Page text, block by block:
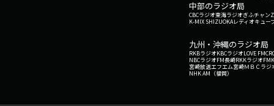
中部のラジオ局
CBCラジオ東海ラジオぎふチャン
K-MIX SHIZUOKAレディオキュー
九州・沖縄のラジオ局
RKBラジオKBCラジオLOVE FM
NBCラジオFM長崎RKKラジオ
宮崎放送エフエム宮崎ＭＢＣラジ
NHK AM（福岡）